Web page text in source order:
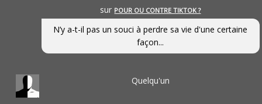
sur POUR OU CONTRE TIKTOK ?
N’y a-t-il pas un souci à perdre sa vie d'une certaine
façon...
Quelqu'un